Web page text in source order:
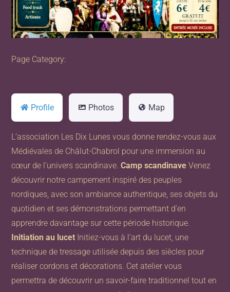
Page Category:
Profile Photos Map
L’association Les Dix Lunes vous donne rendez-vous aux
Médiévales de Châlut-Chabrol pour une immersion au
cœur de l’univers scandinave.Camp scandinave Venez
découvrir notre campement inspiré des peuples
nordiques, avec son ambiance authentique, ses objets du
quotidien et ses démonstrations permettant d’en
apprendre davantage sur cette période historique.
Initiation au lucet Initiez-vous à l’art du lucet, une
technique de tressage utilisée depuis des siècles pour
réaliser cordons et décorations. Cet atelier vous
permettra de découvrir un savoir-faire traditionnel tout en